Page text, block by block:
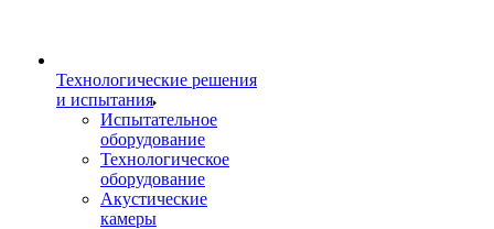
Технологические решения
и испытания
Испытательное
оборудование
Технологическое
оборудование
Акустические
камеры